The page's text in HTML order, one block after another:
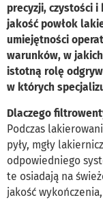
precyzji, czystości
jakość powłok
umiejętności
warunków, w
istotną rolę
w których
Dlaczego
Podczas
pyły, mgły
odpowiedniego
te osiadają na
jakość